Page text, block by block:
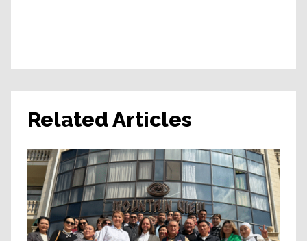
Related Articles